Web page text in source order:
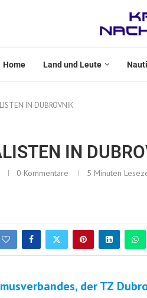
Home Land und Leute
IN DUBROVNIK
IN
0 Kommentare 5 Minuten
der TZ